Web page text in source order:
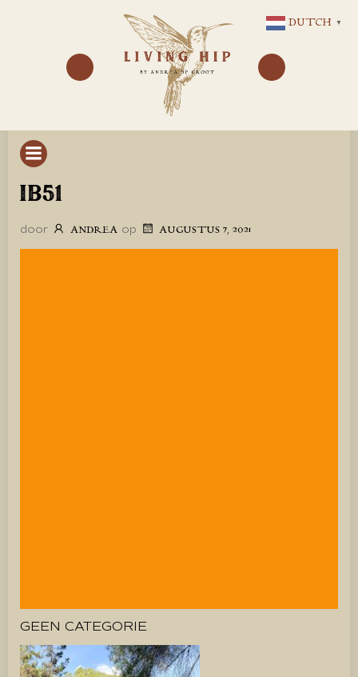
NAAR
DE
INHOUD
IB51
door ANDREA op AUGUSTUS 7, 2021
GEEN CATEGORIE
DUTCH ▼